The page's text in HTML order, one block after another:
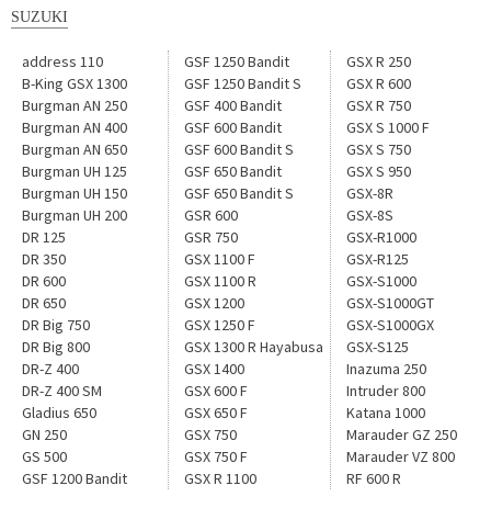
SUZUKI
address 110
B-King GSX 1300
Burgman AN 250
Burgman AN 400
Burgman AN 650
Burgman UH 125
Burgman UH 150
Burgman UH 200
DR 125
DR 350
DR 600
DR 650
DR Big 750
DR Big 800
DR-Z 400
DR-Z 400 SM
Gladius 650
GN 250
GS 500
GSF 1200 Bandit
GSF 1250 Bandit
GSF 1250 Bandit S
GSF 400 Bandit
GSF 600 Bandit
GSF 600 Bandit S
GSF 650 Bandit
GSF 650 Bandit S
GSR 600
GSR 750
GSX 1100 F
GSX 1100 R
GSX 1200
GSX 1250 F
GSX 1300 R Hayabusa
GSX 1400
GSX 600 F
GSX 650 F
GSX 750
GSX 750 F
GSX R 1100
GSX R 250
GSX R 600
GSX R 750
GSX S 1000 F
GSX S 750
GSX S 950
GSX-8R
GSX-8S
GSX-R1000
GSX-R125
GSX-S1000
GSX-S1000GT
GSX-S1000GX
GSX-S125
Inazuma 250
Intruder 800
Katana 1000
Marauder GZ 250
Marauder VZ 800
RF 600 R